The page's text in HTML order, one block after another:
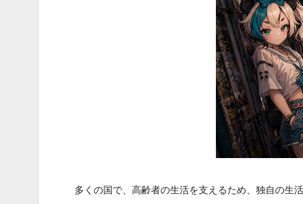
多くの国で、高齢者の生活を支えるため、独自の生